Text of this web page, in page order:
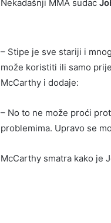
Nekadašnji MMA sudac
– Stipe je sve stariji i
može koristiti ili samo
McCarthy i dodaje:
– No to ne može proći
problemima. Upravo se
McCarthy smatra kako je